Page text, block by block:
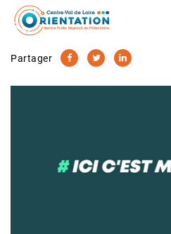
Aller
contenu
principal
Partager